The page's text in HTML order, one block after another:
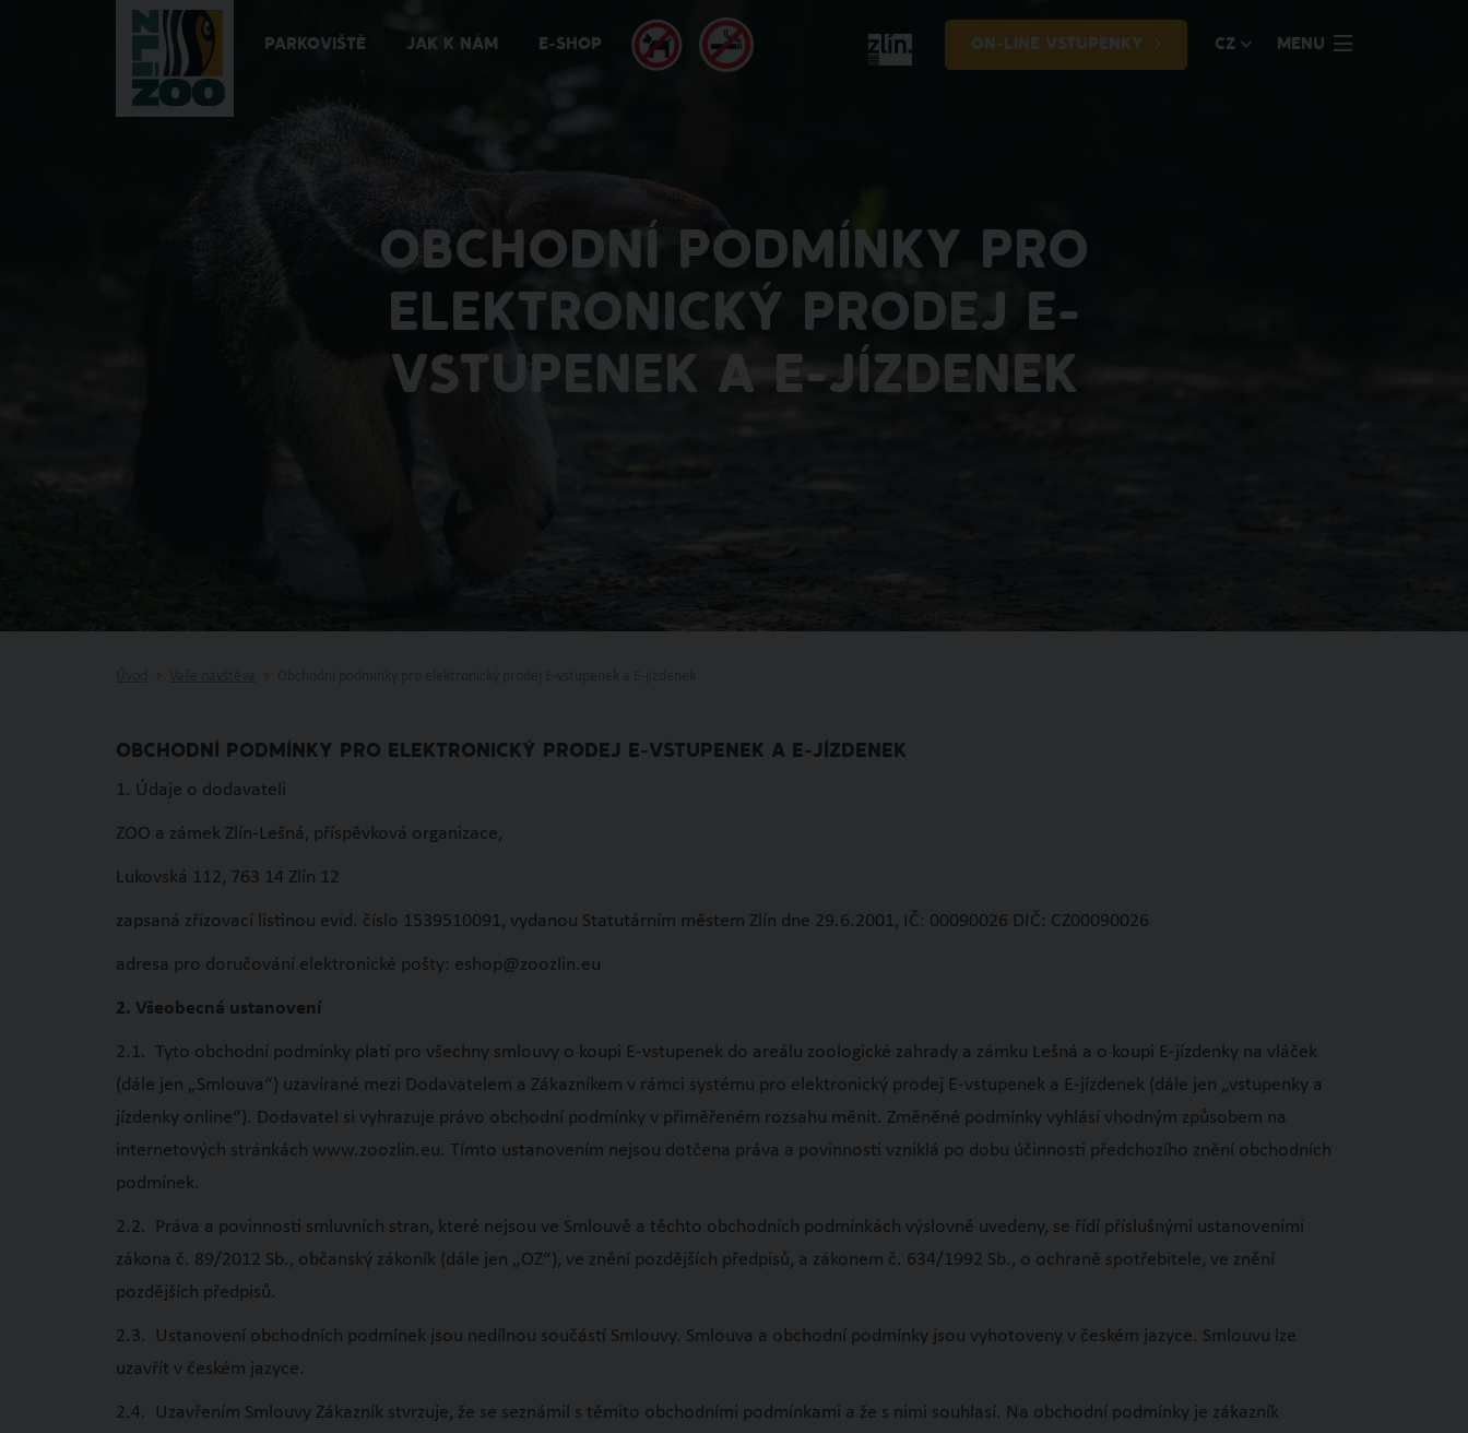
PARKOVIŠTĚ JAK K NÁM E-SHOP ON-LINE VSTUPENKY CZ MENU
OBCHODNÍ PODMÍNKY PRO
ELEKTRONICKÝ PRODEJ E-
VSTUPENEK A E-JÍZDENEK
OBCHODNÍ PODMÍNKY PRO ELEKTRONICKÝ PRODEJ E-VSTUPENEK A E-JÍZDENEK
1. Údaje o dodavateli
ZOO a zámek Zlín-Lešná, příspěvková organizace,
Lukovská 112, 763 14 Zlín 12
zapsaná zřizovací listinou evid. číslo 1539510091, vydanou Statutárním městem Zlín dne 29.6.2001, IČ: 00090026 DIČ: CZ00090026
adresa pro doručování elektronické pošty: eshop@zoozlin.eu
2. Všeobecná ustanovení
2.1. Tyto obchodní podmínky platí pro všechny smlouvy o koupi E-vstupenek do areálu zoologické zahrady a zámku Lešná a o koupi E-jízdenky na vláček
(dále jen „Smlouva“) uzavírané mezi Dodavatelem a Zákazníkem v rámci systému pro elektronický prodej E-vstupenek a E-jízdenek (dále jen „vstupenky a
jízdenky online“). Dodavatel si vyhrazuje právo obchodní podmínky v přiměřeném rozsahu měnit. Změněné podmínky vyhlásí vhodným způsobem na
internetových stránkách www.zoozlin.eu. Tímto ustanovením nejsou dotčena práva a povinnosti vzniklá po dobu účinnosti předchozího znění obchodních
podmínek.
2.2. Práva a povinnosti smluvních stran, které nejsou ve Smlouvě a těchto obchodních podmínkách výslovně uvedeny, se řídí příslušnými ustanoveními
zákona č. 89/2012 Sb., občanský zákoník (dále jen „OZ“), ve znění pozdějších předpisů, a zákonem č. 634/1992 Sb., o ochraně spotřebitele, ve znění
pozdějších předpisů.
2.3. Ustanovení obchodních podmínek jsou nedílnou součástí Smlouvy. Smlouva a obchodní podmínky jsou vyhotoveny v českém jazyce. Smlouvu lze
uzavřít v českém jazyce.
2.4. Uzavřením Smlouvy Zákazník stvrzuje, že se seznámil s těmito obchodními podmínkami a že s nimi souhlasí. Na obchodní podmínky je zákazník